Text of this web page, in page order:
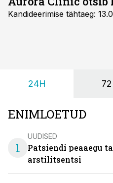
Kandideerimise tähtaeg:
24H
ENIMLOETUD
1
UUDISED
Patsiendi peaaegu
arstilitsentsi